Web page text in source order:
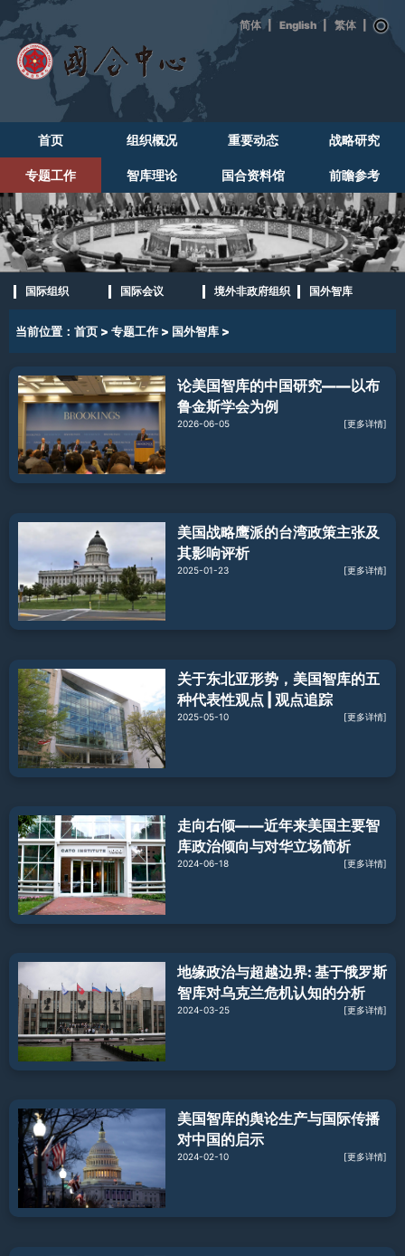
| English
首页 组织概况 重要动态 战略研究
专题工作 智库理论 国合资料馆 前瞻参考
国际组织 国际会议 境外非政府组织 国外智库
当前位置： 首页> 专题工作> 国外智库>
论美国智库的中国研究——以布
鲁金斯学会为例
2026-06-05 [更多详情]
美国战略鹰派的台湾政策主张及
其影响评析
2025-01-23 [更多详情]
关于东北亚形势，美国智库的五
种代表性观点 | 观点追踪
2025-05-10 [更多详情]
走向右倾——近年来美国主要智
库政治倾向与对华立场简析
2024-06-18 [更多详情]
地缘政治与超越边界: 基于俄罗斯
智库对乌克兰危机认知的分析
2024-03-25 [更多详情]
美国智库的舆论生产与国际传播
对中国的启示
2024-02-10 [更多详情]